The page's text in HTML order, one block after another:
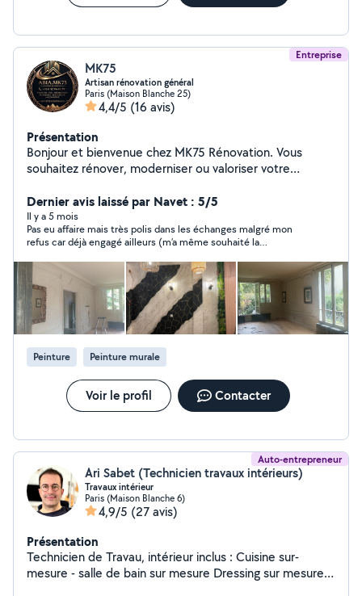
Entreprise
MK75
Artisan rénovation général
Paris (Maison Blanche 25)
4,4/5 (16 avis)
Présentation
Bonjour et bienvenue chez MK75 Rénovation. Vous
souhaitez rénover, moderniser ou valoriser votre
équipe vous accompagne avec sérieux, expérience et
professionnalisme afin de transformer vos espaces et
réaliser vos projets dans les meilleures conditions. Zone
d'intervention : Paris et toute l'Île-de-France. Devis
gratuit et personnalisé. Contactez-nous dès aujourd'hui
et donnons ensemble une nouvelle vie à votre intérieur.
Dernier avis laissé par Navet : 5/5
Il y a 5 mois
Pas eu affaire mais très polis dans les échanges malgré mon
refus car déjà engagé ailleurs (m’a même souhaité la
Peinture Peinture murale
Voir le profil Contacter
Auto-entrepreneur
Ari Sabet (Technicien travaux intérieurs)
Travaux intérieur
Paris (Maison Blanche 6)
4,9/5 (27 avis)
Présentation
Technicien de Travau, intérieur inclus : Cuisine sur-
mesure - salle de bain sur mesure Dressing sur mesure -